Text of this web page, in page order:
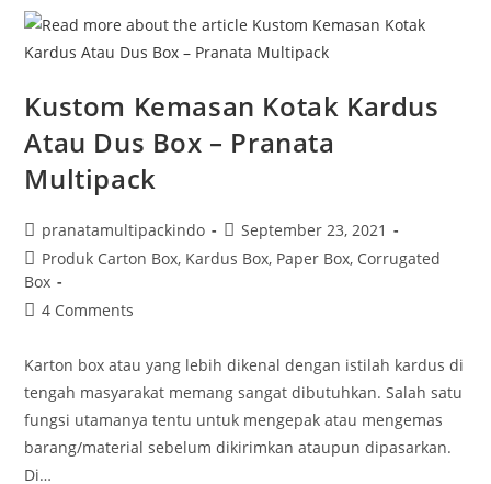
Kustom Kemasan Kotak Kardus
Atau Dus Box – Pranata
Multipack
pranatamultipackindo
September 23, 2021
Produk Carton Box, Kardus Box, Paper Box, Corrugated
Box
4 Comments
Karton box atau yang lebih dikenal dengan istilah kardus di
tengah masyarakat memang sangat dibutuhkan. Salah satu
fungsi utamanya tentu untuk mengepak atau mengemas
barang/material sebelum dikirimkan ataupun dipasarkan.
Di…